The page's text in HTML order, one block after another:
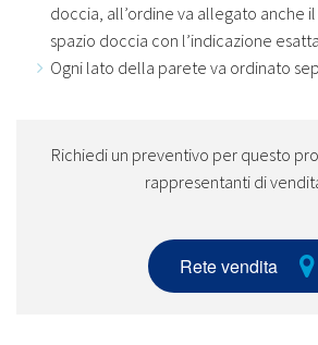
doccia, all’ordine va allegato anche
spazio doccia con l’indicazione
Ogni lato della parete va ordinato
Richiedi un preventivo per questo
rappresentanti di
Rete vendita